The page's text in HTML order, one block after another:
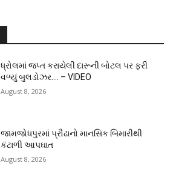
ધ્રોલમાં જપ્ત કરાયેલી દારૂની બોટલ પર ફરી
વળ્યું બુલડોઝર…. – VIDEO
August 8, 2026
જામજોધપુરમાં પ્રૌઢાનો માનસિક બિમારીથી
કંટાળી આપઘાત
August 8, 2026